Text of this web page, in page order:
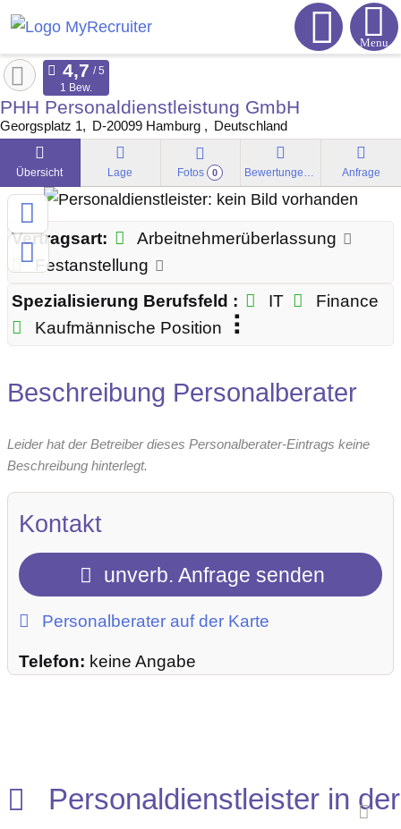
Menu
PHH Personaldienstleistung GmbH
Georgsplatz 1 D-20099 Hamburg Deutschland
1 Bew.
Übersicht Lage Fotos 0 Bewertungen Anfrage
Vertragsart:
Arbeitnehmerüberlassung
Festanstellung
Spezialisierung Berufsfeld :
IT
Finance
Kaufmännische Position
Beschreibung Personalberater
Leider hat der Betreiber dieses Personalberater-Eintrags keine
Beschreibung hinterlegt.
Kontakt
unverb. Anfrage senden
Personalberater auf der Karte
Telefon: keine Angabe
Personaldienstleister in der